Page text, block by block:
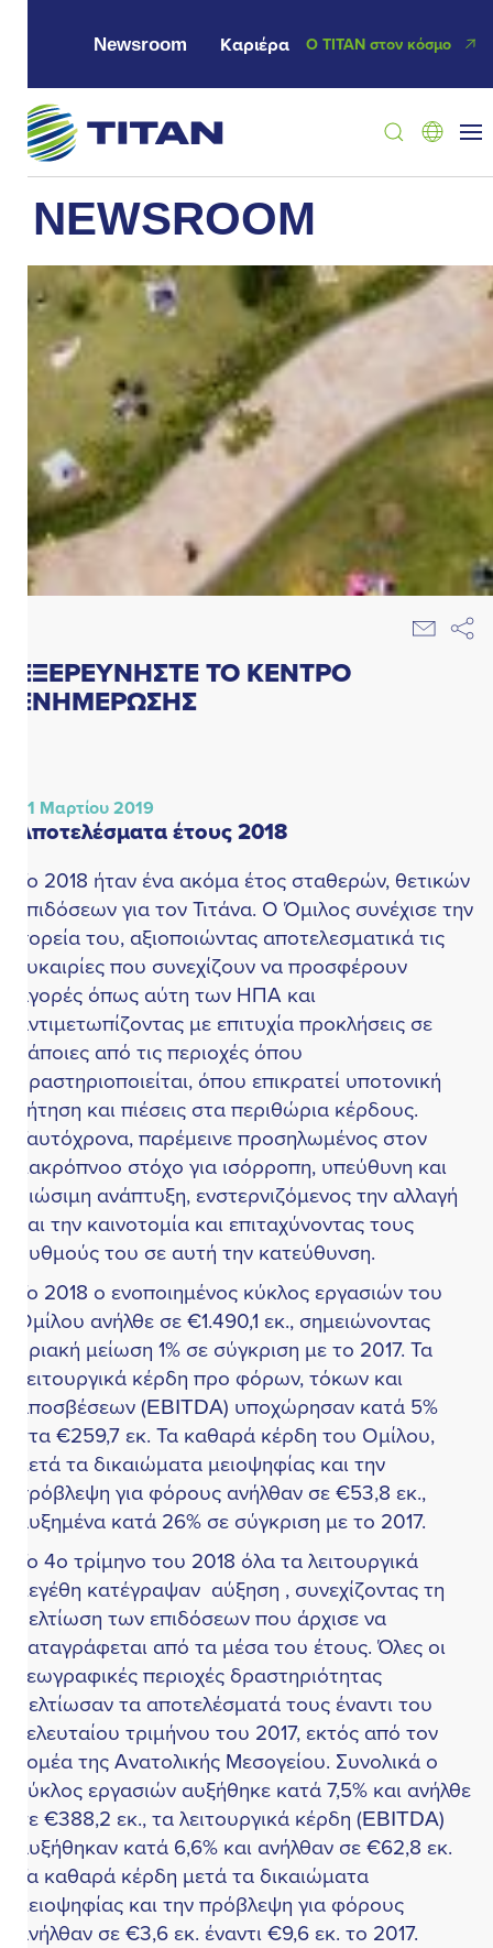
Newsroom Καριέρα Ο ΤΙΤΑΝ στον κόσμο
NEWSROOM
ΤΟ ΚΕΝΤΡΟ
Μαρτίου 2019
αποτελέσματα έτους 2018
2018 ήταν ένα ακόμα έτος σταθερών, θετικών
για τον Τιτάνα. Ο Όμιλος συνέχισε την
του, αξιοποιώντας αποτελεσματικά τις
που συνεχίζουν να προσφέρουν
όπως αύτη των ΗΠΑ και
με επιτυχία προκλήσεις σε
από τις περιοχές όπου
όπου επικρατεί υποτονική
και πιέσεις στα περιθώρια κέρδους.
παρέμεινε προσηλωμένος στον
στόχο για ισόρροπη, υπεύθυνη και
ανάπτυξη, ενστερνιζόμενος την αλλαγή
την καινοτομία και επιταχύνοντας τους
του σε αυτή την κατεύθυνση.
2018 ο ενοποιημένος κύκλος εργασιών του
ανήλθε σε €1.490,1 εκ., σημειώνοντας
μείωση 1% σε σύγκριση με το 2017. Τα
κέρδη προ φόρων, τόκων και
(EBITDA) υποχώρησαν κατά 5%
€259,7 εκ. Τα καθαρά κέρδη του Ομίλου,
τα δικαιώματα μειοψηφίας και την
για φόρους ανήλθαν σε €53,8 εκ.,
κατά 26% σε σύγκριση με το 2017.
4ο τρίμηνο του 2018 όλα τα λειτουργικά
κατέγραψαν αύξηση , συνεχίζοντας τη
των επιδόσεων που άρχισε να
από τα μέσα του έτους. Όλες οι
περιοχές δραστηριότητας
τα αποτελέσματά τους έναντι του
τριμήνου του 2017, εκτός από τον
της Ανατολικής Μεσογείου. Συνολικά ο
εργασιών αυξήθηκε κατά 7,5% και ανήλθε
€388,2 εκ., τα λειτουργικά κέρδη (EBITDA)
κατά 6,6% και ανήλθαν σε €62,8 εκ.
καθαρά κέρδη μετά τα δικαιώματα
και την πρόβλεψη για φόρους
σε €3,6 εκ. έναντι €9,6 εκ. το 2017.